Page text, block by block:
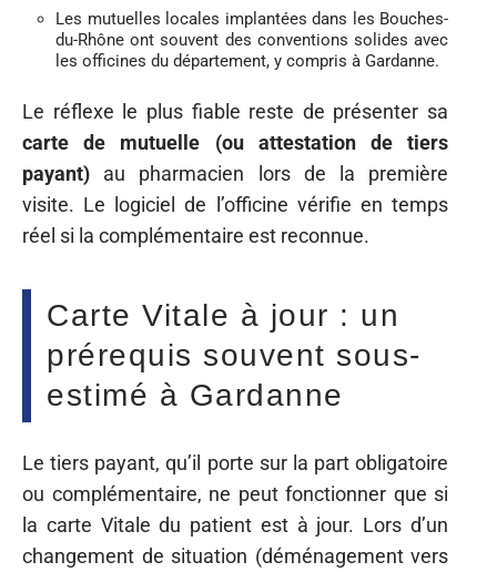
Les mutuelles locales implantées dans les Bouches-
du-Rhône ont souvent des conventions solides avec
les officines du département, y compris à Gardanne.
Le réflexe le plus fiable reste de présenter sa
carte de mutuelle (ou attestation de tiers
payant) au pharmacien lors de la première
visite. Le logiciel de l’officine vérifie en temps
réel si la complémentaire est reconnue.
Carte Vitale à jour : un
prérequis souvent sous-
estimé à Gardanne
Le tiers payant, qu’il porte sur la part obligatoire
ou complémentaire, ne peut fonctionner que si
la carte Vitale du patient est à jour. Lors d’un
changement de situation (déménagement vers